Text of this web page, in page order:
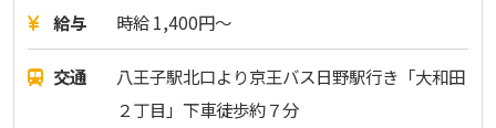
給与 時給 1,400円～
交通
八王子駅北口より京王バス日野駅行き「大和田
２丁目」下車徒歩約７分